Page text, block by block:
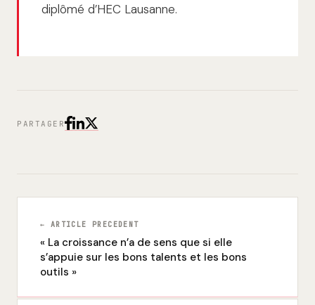
diplômé d’HEC Lausanne.
PARTAGER
← ARTICLE PRECEDENT
« La croissance n’a de sens que si elle
s’appuie sur les bons talents et les bons
outils »